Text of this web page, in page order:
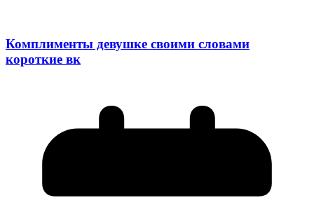
Комплименты девушке своими словами
короткие вк